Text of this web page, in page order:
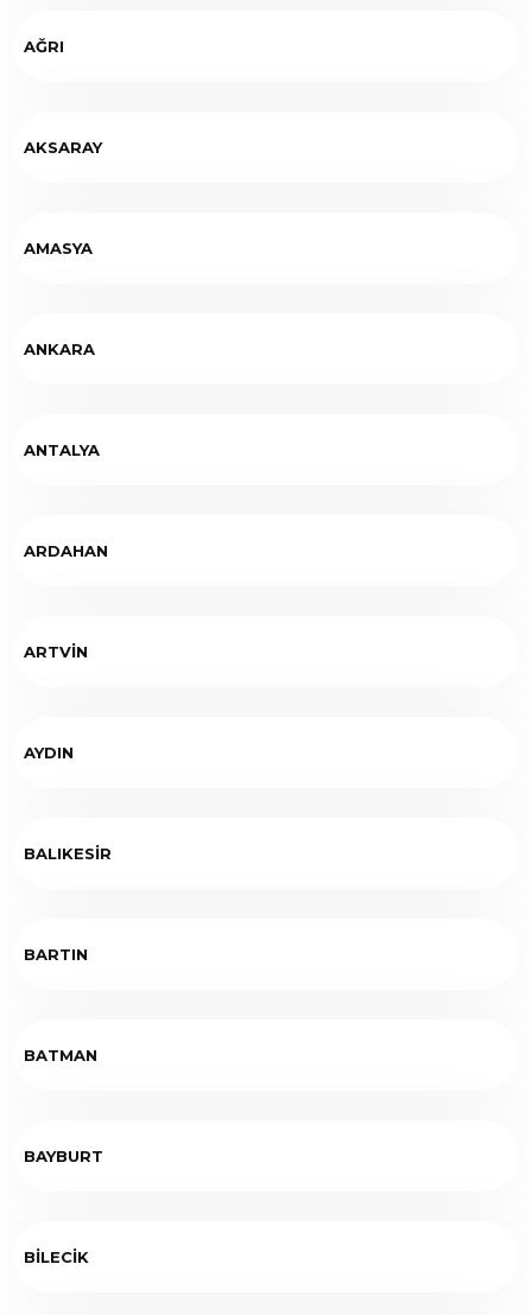
AĞRI
AKSARAY
AMASYA
ANKARA
ANTALYA
ARDAHAN
ARTVİN
AYDIN
BALIKESİR
BARTIN
BATMAN
BAYBURT
BİLECİK